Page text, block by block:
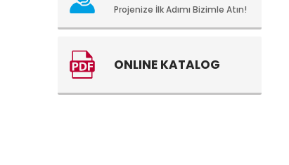
Projenize İlk Adımı Bizimle Atın!
ONLINE KATALOG